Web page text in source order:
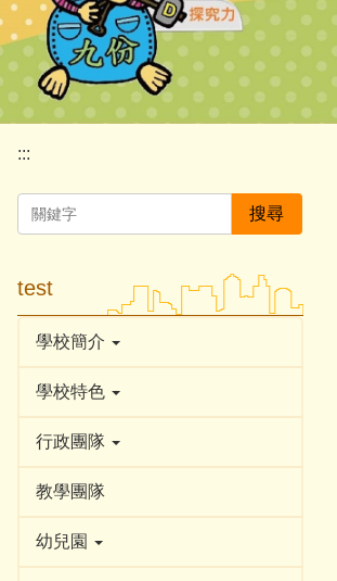
:::
搜尋
test
學校簡介
學校特色
行政團隊
教學團隊
幼兒園